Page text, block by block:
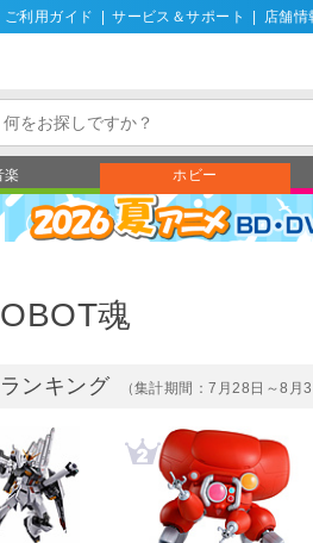
ご利用ガイド サービス＆サポート 店舗情
楽 ホビー
魂
ンキング （集計期間：7月28日～8月3